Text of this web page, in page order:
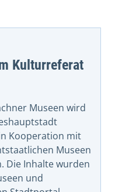
Kulturreferat
Museen wird
Kooperation mit
Museen
Die Inhalte wurden
und